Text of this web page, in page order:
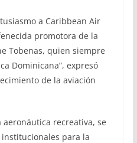
a Caribbean Air
promotora de la
Tobenas, quien siempre
Dominicana”, expresó
de la aviación
recreativa, se
para la